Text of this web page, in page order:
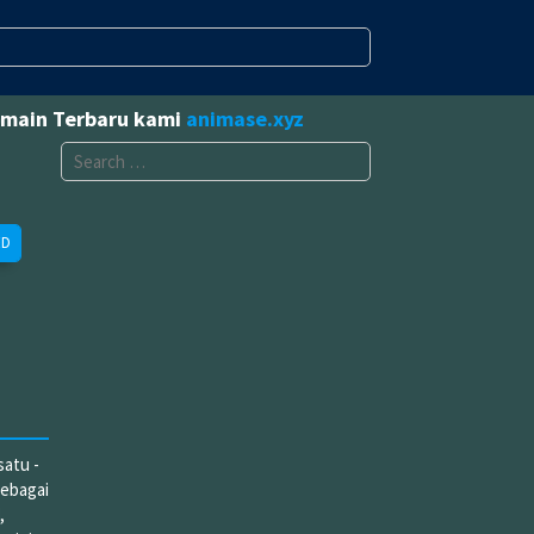
Terbaru kami animase.xyz
-
Search
for: